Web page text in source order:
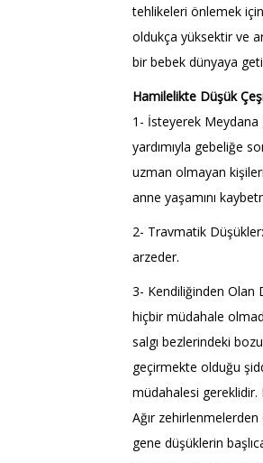
tehlikeleri önlemek
oldukça yüksektir ve
bir bebek dünyaya
Hamilelikte Düşük
1- İsteyerek Meydana
yardımıyla gebeliğe
uzman olmayan
anne yaşamını
2- Travmatik
arzeder.
3- Kendiliğinden Olan
hiçbir müdahale
salgı bezlerindeki
geçirmekte olduğu
müdahalesi
Ağır
gene düşüklerin